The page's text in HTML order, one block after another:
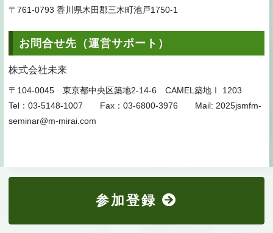
〒761-0793 香川県木田郡三木町池戸1750-1
お問合せ先（運営サポート）
株式会社未来
〒104-0045 東京都中央区築地2-14-6 CAMEL築地Ⅰ 1203
Tel：03-5148-1007 Fax：03-6800-3976 Mail: 2025jsmfm-
seminar@m-mirai.com
参加登録